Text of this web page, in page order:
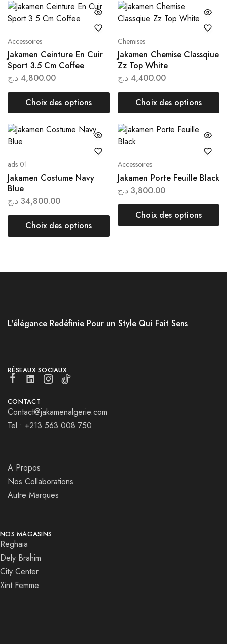
Accessoires
Jakamen Ceinture En Cuir
Sport 3.5 Cm Coffee
4,800.00 د.ج
Choix des options
Chemises
Jakamen Chemise Classqiue
Zz Top White
4,400.00 د.ج
Choix des options
ads 01
Jakamen Costume Navy
Blue
34,800.00 د.ج
Choix des options
Accessoires
Jakamen Porte Feuille Black
3,800.00 د.ج
Choix des options
L'élégance Redéfinie Pour un Style Qui Fait Sens
RÉSEAUX SOCIAUX
CONTACT
Contact@jakamenalgerie.com
Tel : +213 563 008 750
A Propos
Nos Collaborations
Autre Marques
NOS MAGASINS
Reghaia
Dely Brahim
City Center
Xint Femme